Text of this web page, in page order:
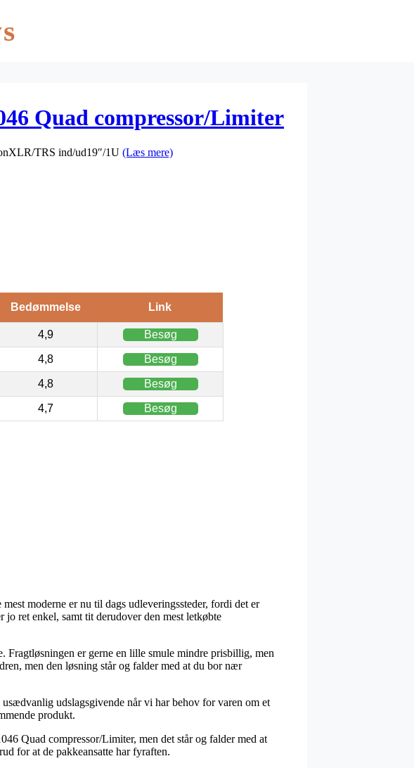
Quad compressor/Limiter
TRS ind/ud19″/1U (Læs mere)
Bedømmelse Link
4,9 Besøg
4,8 Besøg
4,8 Besøg
4,7 Besøg
moderne er nu til dags udleveringssteder, fordi det er
ret enkel, samt tit derudover den mest letkøbte
er gerne en lille smule mindre prisbillig, men
men den løsning står og falder med at du bor nær
udslagsgivende når vi har behov for varen om et
produkt.
Quad compressor/Limiter, men det står og falder med at
for at de pakkeansatte har fyraften.